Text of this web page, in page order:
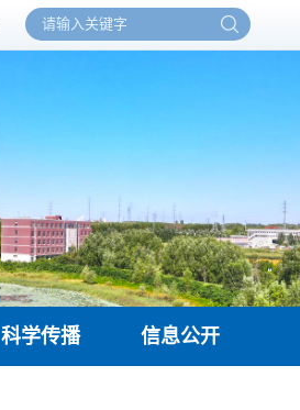
科学传播 信息公开